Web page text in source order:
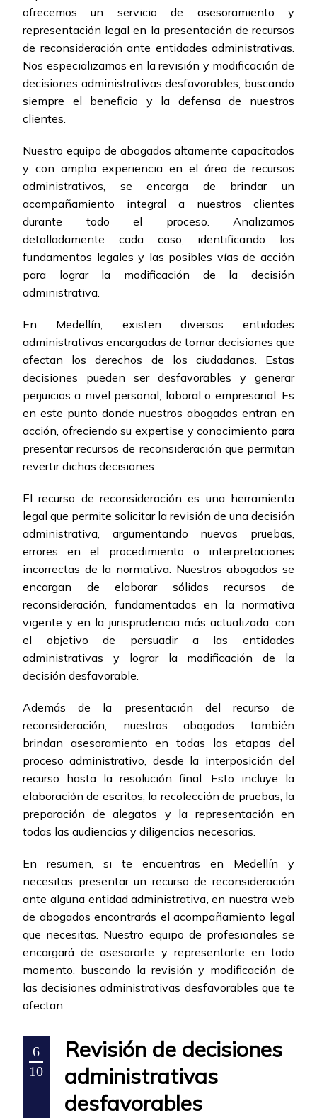
ofrecemos un servicio de asesoramiento y
representación legal en la presentación de recursos
de reconsideración ante entidades administrativas.
Nos especializamos en la revisión y modificación de
decisiones administrativas desfavorables, buscando
siempre el beneficio y la defensa de nuestros
clientes.
Nuestro equipo de abogados altamente capacitados
y con amplia experiencia en el área de recursos
administrativos, se encarga de brindar un
acompañamiento integral a nuestros clientes
durante todo el proceso. Analizamos
detalladamente cada caso, identificando los
fundamentos legales y las posibles vías de acción
para lograr la modificación de la decisión
administrativa.
En Medellín, existen diversas entidades
administrativas encargadas de tomar decisiones que
afectan los derechos de los ciudadanos. Estas
decisiones pueden ser desfavorables y generar
perjuicios a nivel personal, laboral o empresarial. Es
en este punto donde nuestros abogados entran en
acción, ofreciendo su expertise y conocimiento para
presentar recursos de reconsideración que permitan
revertir dichas decisiones.
El recurso de reconsideración es una herramienta
legal que permite solicitar la revisión de una decisión
administrativa, argumentando nuevas pruebas,
errores en el procedimiento o interpretaciones
incorrectas de la normativa. Nuestros abogados se
encargan de elaborar sólidos recursos de
reconsideración, fundamentados en la normativa
vigente y en la jurisprudencia más actualizada, con
el objetivo de persuadir a las entidades
administrativas y lograr la modificación de la
decisión desfavorable.
Además de la presentación del recurso de
reconsideración, nuestros abogados también
brindan asesoramiento en todas las etapas del
proceso administrativo, desde la interposición del
recurso hasta la resolución final. Esto incluye la
elaboración de escritos, la recolección de pruebas, la
preparación de alegatos y la representación en
todas las audiencias y diligencias necesarias.
En resumen, si te encuentras en Medellín y
necesitas presentar un recurso de reconsideración
ante alguna entidad administrativa, en nuestra web
de abogados encontrarás el acompañamiento legal
que necesitas. Nuestro equipo de profesionales se
encargará de asesorarte y representarte en todo
momento, buscando la revisión y modificación de
las decisiones administrativas desfavorables que te
afectan.
6
10
Revisión de decisiones
administrativas
desfavorables